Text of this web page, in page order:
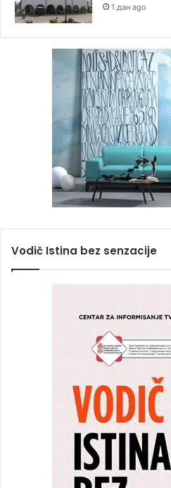
1 дан ago
Vodič Istina bez senzacije